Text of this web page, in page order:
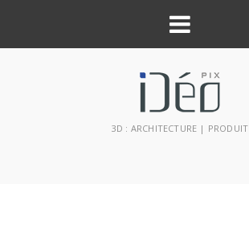
3D : ARCHITECTURE | PRODUIT